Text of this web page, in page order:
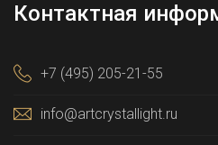
Контактная
+7 (495) 205-21-55
info@artcrystallight.ru